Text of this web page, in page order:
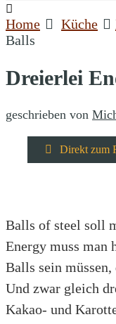
Home Küche
Balls
Dreierlei
geschrieben von
Direkt zum
Balls of steel soll
Energy muss man
Balls sein
Und zwar gleich
Kakao- und